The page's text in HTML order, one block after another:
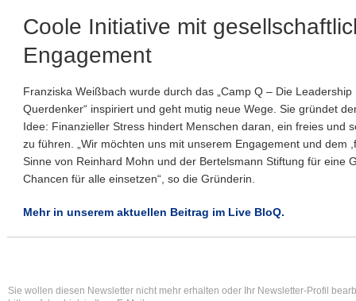
Coole Initiative mit
Engagement
Franziska Weißbach wurde durch das „Camp Q – Die
Querdenker“ inspiriert und geht mutig neue Wege. Sie gründet
Idee: Finanzieller Stress hindert Menschen daran, ein freies und
zu führen. „Wir möchten uns mit unserem Engagement und dem
Sinne von Reinhard Mohn und der Bertelsmann Stiftung für eine
Chancen für alle einsetzen“, so die Gründerin.
Mehr in unserem aktuellen Beitrag im Live BloQ.
Sie wollen diesen Newsletter nicht mehr erhalten oder Ihr Newsletter-Profil